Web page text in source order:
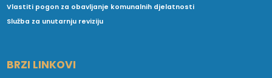
Vlastiti pogon za obavljanje komunalnih djelatnosti
Služba za unutarnju reviziju
BRZI LINKOVI